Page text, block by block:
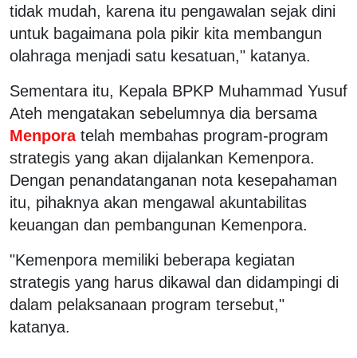
tidak mudah, karena itu pengawalan sejak dini
untuk bagaimana pola pikir kita membangun
olahraga menjadi satu kesatuan," katanya.
Sementara itu, Kepala BPKP Muhammad Yusuf
Ateh mengatakan sebelumnya dia bersama
Menpora telah membahas program-program
strategis yang akan dijalankan Kemenpora.
Dengan penandatanganan nota kesepahaman
itu, pihaknya akan mengawal akuntabilitas
keuangan dan pembangunan Kemenpora.
"Kemenpora memiliki beberapa kegiatan
strategis yang harus dikawal dan didampingi di
dalam pelaksanaan program tersebut,"
katanya.